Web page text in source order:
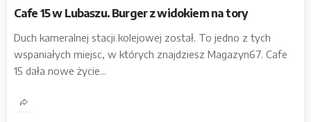
Cafe 15 w Lubaszu. Burger z widokiem na tory
Duch kameralnej stacji kolejowej został. To jedno z tych
wspaniałych miejsc, w których znajdziesz Magazyn67. Cafe
15 dała nowe życie...